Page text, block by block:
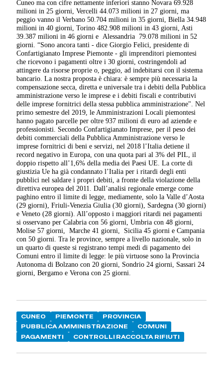
Cuneo ma con cifre nettamente inferiori stanno Novara 69.928
milioni in 25 giorni, Vercelli 44.073 milioni in 27 giorni, ma
peggio vanno il Verbano 50.704 milioni in 35 giorni, Biella 34.948
milioni in 40 giorni, Torino 482.908 milioni in 43 giorni, Asti
39.387 milioni in 46 giorni e Alessandria 79.078 milioni in 52
giorni. “Sono ancora tanti - dice Giorgio Felici, presidente di
Confartigianato Imprese Piemonte - gli imprenditori piemontesi
che ricevono i pagamenti oltre i 30 giorni, costringendoli ad
attingere da risorse proprie o, peggio, ad indebitarsi con il sistema
bancario. La nostra proposta è chiara: è sempre più necessaria la
compensazione secca, diretta e universale tra i debiti della Pubblica
amministrazione verso le imprese e i debiti fiscali e contributivi
delle imprese fornitrici della stessa pubblica amministrazione". Nel
primo semestre del 2019, le Amministrazioni Locali piemontesi
hanno pagato parcelle per oltre 937 milioni di euro ad aziende e
professionisti. Secondo Confartigianato Imprese, per il peso dei
debiti commerciali della Pubblica Amministrazione verso le
imprese fornitrici di beni e servizi, nel 2018 l’Italia detiene il
record negativo in Europa, con una quota pari al 3% del PIL, il
doppio rispetto all’1,6% della media dei Paesi UE. La corte di
giustizia Ue ha già condannato l’Italia per i ritardi degli enti
pubblici nel saldare i propri debiti, a fronte della violazione della
direttiva europea del 2011. Dall’analisi regionale emerge come
paghino entro il limite di legge, mediamente, solo la Valle d’Aosta
(29 giorni), Friuli-Venezia Giulia (30 giorni), Sardegna (30 giorni)
e Veneto (28 giorni). All’opposto i maggiori ritardi nei pagamenti
si osservano per Calabria con 56 giorni, Umbria con 48 giorni,
Molise 57 giorni, Marche 41 giorni, Sicilia 45 giorni e Campania
con 50 giorni. Tra le province, sempre a livello nazionale, solo in
un quarto di queste si registrano tempi medi di pagamento dei
Comuni entro il limite di legge: le più virtuose sono la Provincia
Autonoma di Bolzano con 20 giorni, Sondrio 24 giorni, Sassari 24
giorni, Bergamo e Verona con 25 giorni.
CUNEO PIEMONTE
PROVINCIA
PUBBLICA AMMINISTRAZIONE
COMUNI
PAGAMENTI
CONTROLLI RACCOLTA RIFIUTI